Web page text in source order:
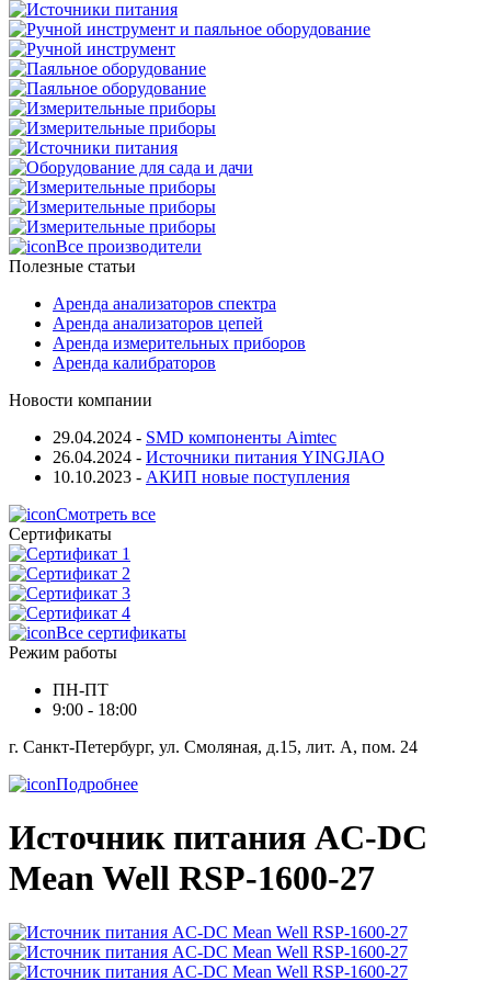
Все производители
Полезные статьи
Аренда анализаторов спектра
Аренда анализаторов цепей
Аренда измерительных приборов
Аренда калибраторов
Новости компании
29.04.2024 - SMD компоненты Aimtec
26.04.2024 - Источники питания YINGJIAO
10.10.2023 - АКИП новые поступления
Смотреть все
Сертификаты
Все сертификаты
Режим работы
ПН-ПТ
9:00 - 18:00
г. Санкт-Петербург, ул. Смоляная, д.15, лит. А, пом. 24
Подробнее
Источник питания AC-DC
Mean Well RSP-1600-27